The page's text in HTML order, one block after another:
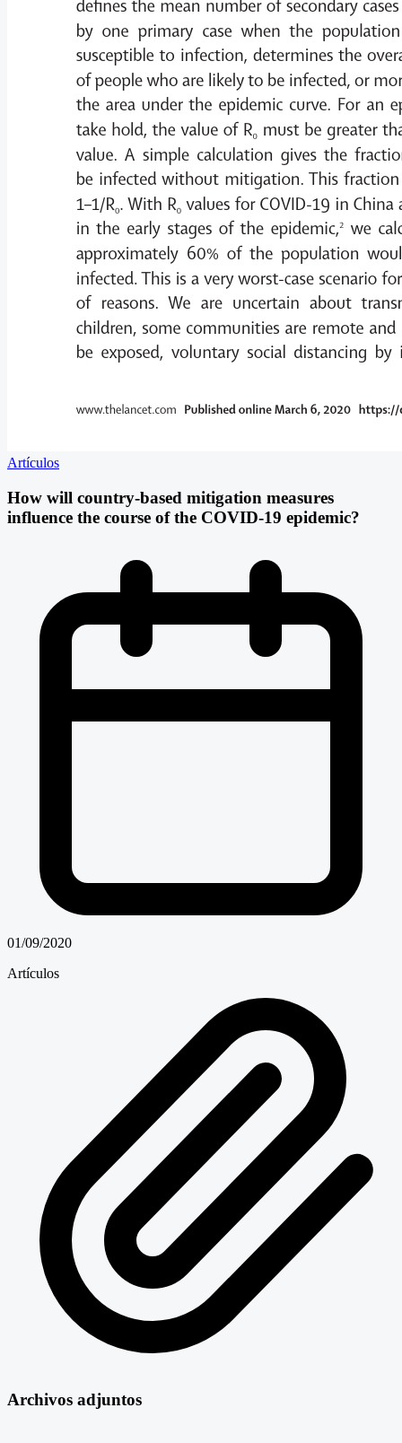
Artículos
How will country-based mitigation measures
influence the course of the COVID-19 epidemic?
01/09/2020
Artículos
Archivos adjuntos